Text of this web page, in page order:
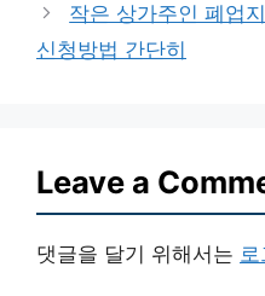
작은 상가주인 폐업
신청방법 간단히
Leave a
댓글을 달기 위해서는 로